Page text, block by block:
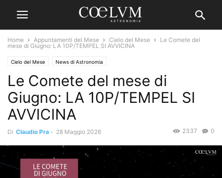
Home Appuntamenti del Mese Cielo del Mese
Le Comete del
mese di Giugno: LA 10P/TEMPEL SI AVVICINA
Cielo del Mese News di Astronomia
Le Comete del mese di
Giugno: LA 10P/TEMPEL SI
AVVICINA
Di Claudio Pra - 28 Maggio 2026 0
2337